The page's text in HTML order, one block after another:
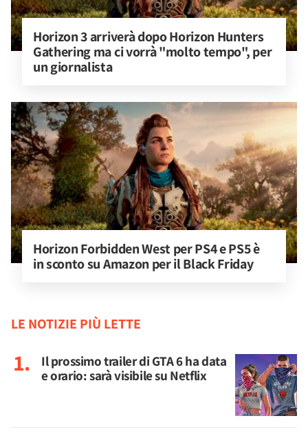
Horizon 3 arriverà dopo Horizon Hunters
Gathering ma ci vorrà "molto tempo", per
un giornalista
Horizon Forbidden West per PS4 e PS5 è
in sconto su Amazon per il Black Friday
LE NOTIZIE PIÙ LETTE
Il prossimo trailer di GTA 6 ha data
e orario: sarà visibile su Netflix